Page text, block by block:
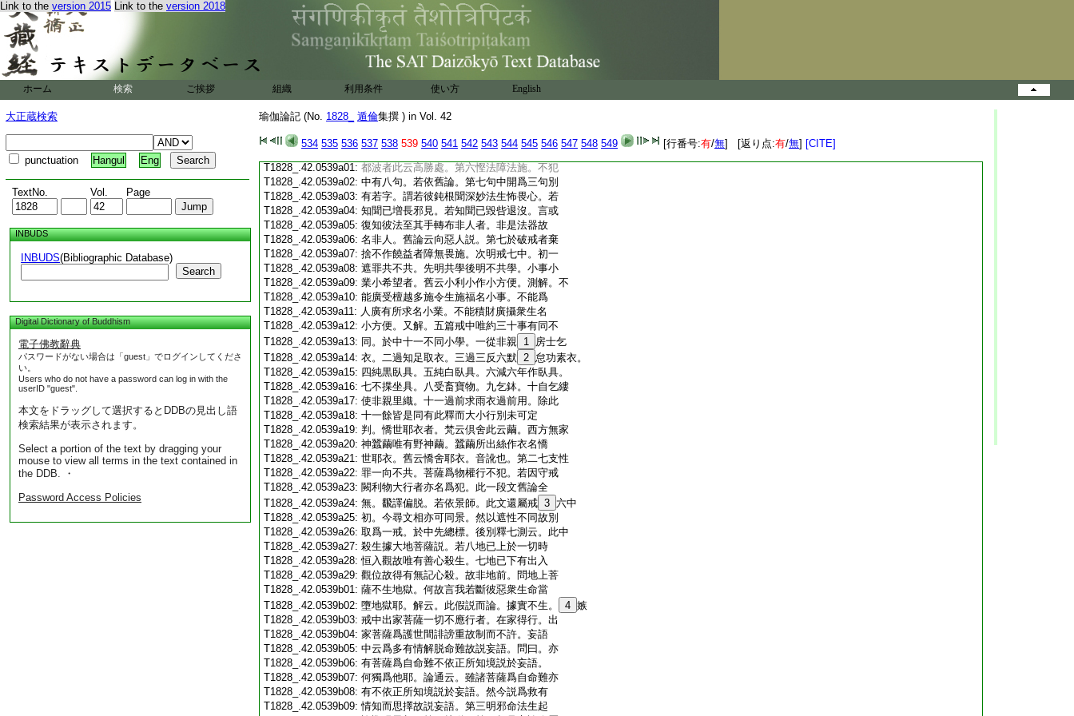
Link to the version 2015 Link to the version 2018
ホーム 検索 ご挨拶 組織 利用条件 使い方 English
大正蔵検索
punctuation Hangul Eng
TextNo. Vol. Page
INBUDS
INBUDS(Bibliographic Database)
Search
Digital Dictionary of Buddhism
電子佛教辭典
パスワードがない場合は「guest」でログインしてくださ
い。
Users who do not have a password can log in with the
userID "guest".
本文をドラッグして選択するとDDBの見出し語
検索結果が表示されます。
Select a portion of the text by dragging your
mouse to view all terms in the text contained in
the DDB. ・
Password Access Policies
瑜伽論記 (No. 1828_ 遁倫集撰 ) in Vol. 42
534 535 536 537 538 539 540 541 542 543 544 545 546 547 548 549 [行番号:有/無] [返り点:有/無] [CITE]
T1828_.42.0538c19:總説喜無記心。心法暫時不進義説懈怠忘
T1828_.42.0538c20: 念。非隨煩惱故非染犯也。無違犯中有遭重
T1828_.42.0538c21:病等十句。言或有違犯説正法者欲將説者。
T1828_.42.0538c22:
泰云。謂或耆長故來違犯説法。法師爲欲將
護説法者心故不起迎。第四他施資具憍慢
不受障他布施。第五他施重寶恒恨不受亦
T1828_.42.0538c25:障他施。生色可染者。金名生色。以始終不變
T1828_.42.0538c26:故。銀名可染。以可染變故。或
T1828_.42.0538c27:迷亂者。謂彼不欲施但由迷亂錯行施等。隨
T1828_.42.0538c28: 捨隨受者。謂施主多樂施得財即施。若隨捨
T1828_.42.0539a01: 都波者此云高勝處。第六慳法障法施。不犯
T1828_.42.0539a02: 中有八句。若依舊論。第七句中開爲三句別
T1828_.42.0539a03: 有若字。謂若彼鈍根聞深妙法生怖畏心。若
T1828_.42.0539a04: 知聞已増長邪見。若知聞已毀呰退沒。言或
T1828_.42.0539a05: 復知彼法至其手轉布非人者。非是法器故
T1828_.42.0539a06: 名非人。舊論云向惡人説。第七於破戒者棄
T1828_.42.0539a07: 捨不作饒益者障無畏施。次明戒七中。初一
T1828_.42.0539a08: 遮罪共不共。先明共學後明不共學。小事小
T1828_.42.0539a09: 業小希望者。舊云小利小作小方便。測解。不
T1828_.42.0539a10: 能廣受檀越多施令生施福名小事。不能爲
T1828_.42.0539a11: 人廣有所求名小業。不能積財廣攝衆生名
T1828_.42.0539a12: 小方便。又解。五篇戒中唯約三十事有同不
T1828_.42.0539a13: 同。於中十一不同小學。一從非親 1 房士乞
T1828_.42.0539a14: 衣。二過知足取衣。三過三反六默 2 怠功素衣。
T1828_.42.0539a15: 四純黒臥具。五純白臥具。六減六年作臥具。
T1828_.42.0539a16: 七不揲坐具。八受畜寶物。九乞鉢。十自乞縷
T1828_.42.0539a17: 使非親里織。十一過前求雨衣過前用。除此
T1828_.42.0539a18: 十一餘皆是同有此釋而大小行別未可定
T1828_.42.0539a19: 判。憍世耶衣者。梵云倶舍此云繭。西方無家
T1828_.42.0539a20: 神蠶繭唯有野神繭。蠶繭所出絲作衣名憍
T1828_.42.0539a21: 世耶衣。舊云憍舍耶衣。音訛也。第二七支性
T1828_.42.0539a22: 罪一向不共。菩薩爲物權行不犯。若因守戒
T1828_.42.0539a23: 闕利物大行者亦名爲犯。此一段文舊論全
T1828_.42.0539a24: 無。飜譯偏脱。若依景師。此文還屬戒 3 六中
T1828_.42.0539a25: 初。今尋文相亦可同景。然以遮性不同故別
T1828_.42.0539a26: 取爲一戒。於中先總標。後別釋七測云。此中
T1828_.42.0539a27: 殺生據大地菩薩説。若八地已上於一切時
T1828_.42.0539a28:恒入觀故唯有善心殺生。七地已下有出入
T1828_.42.0539a29: 觀位故得有無記心殺。故非地前。問地上菩
T1828_.42.0539b01: 薩不生地獄。何故言我若斷彼惡衆生命當
T1828_.42.0539b02: 墮地獄耶。解云。此假説而論。據實不生。 4 嫉
T1828_.42.0539b03: 戒中出家菩薩一切不應行者。在家得行。出
T1828_.42.0539b04: 家菩薩爲護世間誹謗重故制而不許。妄語
T1828_.42.0539b05: 中云爲多有情解脱命難故説妄語。問曰。亦
T1828_.42.0539b06: 有菩薩爲自命難不依正所知境説於妄語。
T1828_.42.0539b07: 何獨爲他耶。論通云。雖諸菩薩爲自命難亦
T1828_.42.0539b08: 有不依正所知境説於妄語。然今説爲救有
T1828_.42.0539b09:情知而思擇故説妄語。第三明邪命法生起